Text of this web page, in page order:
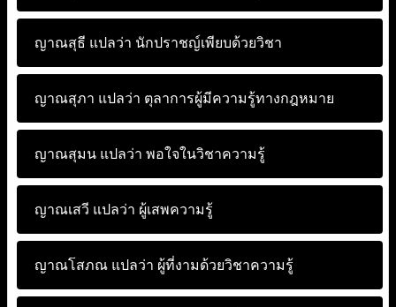
ญาณสุธี แปลว่า นักปราชญ์เพียบด้วยวิชา
ญาณสุภา แปลว่า ตุลาการผู้มีความรู้ทางกฎหมาย
ญาณสุมน แปลว่า พอใจในวิชาความรู้
ญาณเสวี แปลว่า ผู้เสพความรู้
ญาณโสภณ แปลว่า ผู้ที่งามด้วยวิชาความรู้